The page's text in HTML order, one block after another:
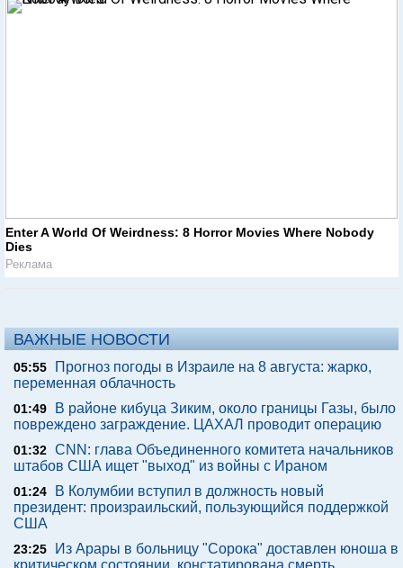
Enter A World Of Weirdness: 8 Horror Movies Where Nobody
Dies
Реклама
ВАЖНЫЕ НОВОСТИ
05:55
Прогноз погоды в Израиле на 8 августа: жарко,
переменная облачность
01:49
В районе кибуца Зиким, около границы Газы, было
повреждено заграждение. ЦАХАЛ проводит операцию
01:32 CNN: глава Объединенного комитета начальников
штабов США ищет "выход" из войны с Ираном
01:24
В Колумбии вступил в должность новый
президент: произраильский, пользующийся поддержкой
США
23:25
Из Арары в больницу "Сорока" доставлен юноша в